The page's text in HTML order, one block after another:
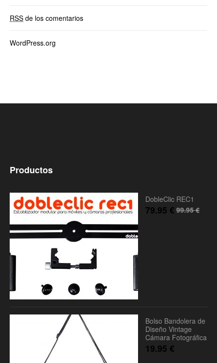
RSS de los comentarios
WordPress.org
Productos
DobleClic REC1
99.95€
79.95 €
Bolso Bandolera de
Diseño Vintage
Cámara Fotográfica
19.95 €